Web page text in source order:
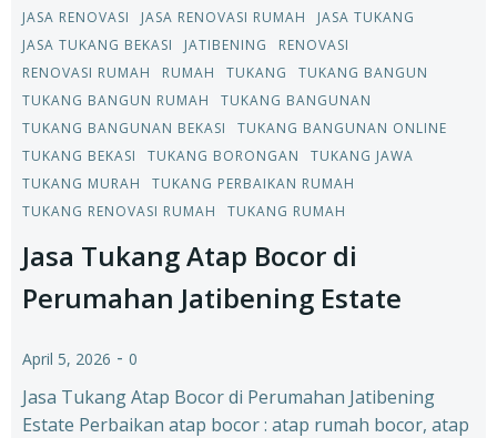
JASA RENOVASI
JASA RENOVASI RUMAH
JASA TUKANG
JASA TUKANG BEKASI
JATIBENING
RENOVASI
RENOVASI RUMAH
RUMAH TUKANG
TUKANG BANGUN
TUKANG BANGUN RUMAH
TUKANG BANGUNAN
TUKANG BANGUNAN BEKASI
TUKANG BANGUNAN ONLINE
TUKANG BEKASI
TUKANG BORONGAN
TUKANG JAWA
TUKANG MURAH
TUKANG PERBAIKAN RUMAH
TUKANG RENOVASI RUMAH
TUKANG RUMAH
Jasa Tukang Atap Bocor di
Perumahan Jatibening Estate
April 5, 2026 - 0
Jasa Tukang Atap Bocor di Perumahan Jatibening
Estate Perbaikan atap bocor : atap rumah bocor, atap